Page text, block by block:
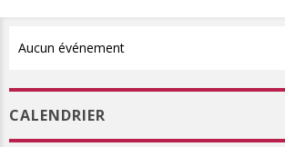
Aucun événement
CALENDRIER